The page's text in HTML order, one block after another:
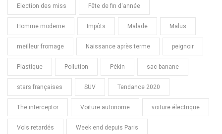
Election des miss Fête de fin d'année
Homme moderne Impôts Malade Malus
meilleur fromage Naissance après terme peignoir
Plastique Pollution Pékin sac banane
stars françaises SUV Tendance 2020
The interceptor Voiture autonome voiture électrique
Vols retardés Week end depuis Paris